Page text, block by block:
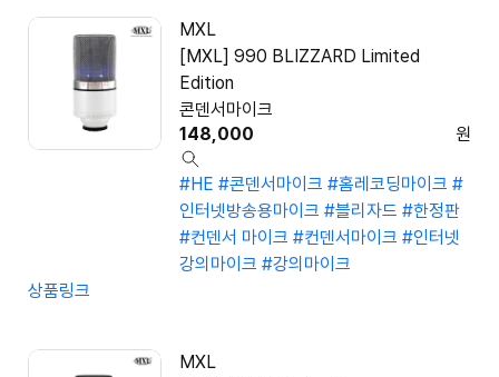
MXL
[MXL] 990 BLIZZARD Limited
Edition
콘덴서마이크
148,000
원
#HE #콘덴서마이크 #홈레코딩마이크 #
인터넷방송용마이크 #블리자드 #한정판
#컨덴서 마이크 #컨덴서마이크 #인터넷
강의마이크 #강의마이크
상품링크
MXL